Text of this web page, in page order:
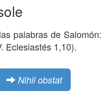
palabras de Salomón:
Eclesiastés 1,10).
Nihil obstat